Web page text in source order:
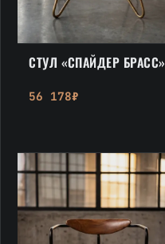
СТУЛ «СПАЙДЕР БРАСС»
56 178₽